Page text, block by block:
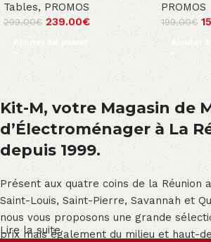
Tables, PROMOS
299.00€ 239.00€
Ajouter au panier
PROMOS
199.00€
Ajouter
Kit-M, votre Magasin de
d’Électroménager à La
depuis 1999.
Présent aux quatre coins de la Réunion
Saint-Louis, Saint-Pierre, Savannah et
nous vous proposons une grande
prix mais également du milieu et haut-
Lire la suite